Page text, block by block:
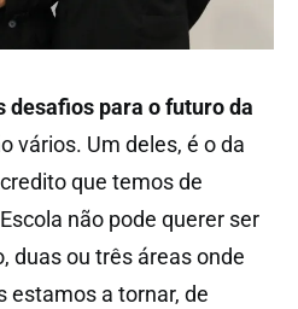
desafios para o futuro da
vários. Um deles, é o da
que temos de
não pode querer ser
duas ou três áreas onde
estamos a tornar, de